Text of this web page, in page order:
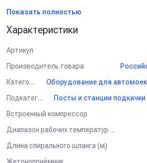
Внешнее устройство:
Корпус подкачки шин состоит из трех
которые могут окрашиваться отдельно в
каталогу RAL, либо ППШ окрашивается
Стоимость покраски каждой части
1. Верхняя часть.
3. Нижняя часть.
В стандартную комплектацию входит
отдельно.
Внутреннее устройство:
Пост Подкачки Шин состоит из
Показать полностью
Характеристики
Артикул
Производитель товара
Категория
Подкатегория
Встроенный компрессор
Диапазон рабочих температур (°C)
Длина спирального шланга (м)
Жетоноприёмник